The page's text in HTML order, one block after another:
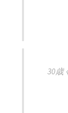
30歳